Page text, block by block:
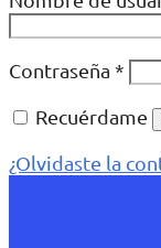
Contraseña *
Recuérdame
¿Olvidaste la